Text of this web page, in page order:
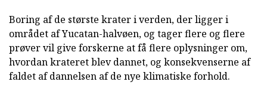
Boring af de største krater i verden, der ligger i
området af Yucatan-halvøen, og tager flere og flere
prøver vil give forskerne at få flere oplysninger om,
hvordan krateret blev dannet, og konsekvenserne af
faldet af dannelsen af de nye klimatiske forhold.